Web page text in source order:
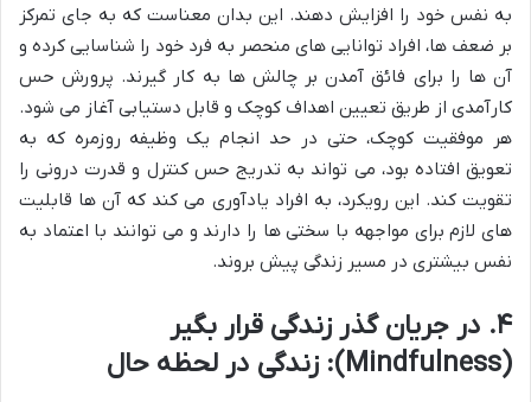
به نفس خود را افزایش دهند. این بدان معناست که به جای تمرکز
بر ضعف ها، افراد توانایی های منحصر به فرد خود را شناسایی کرده و
آن ها را برای فائق آمدن بر چالش ها به کار گیرند. پرورش حس
کارآمدی از طریق تعیین اهداف کوچک و قابل دستیابی آغاز می شود.
هر موفقیت کوچک، حتی در حد انجام یک وظیفه روزمره که به
تعویق افتاده بود، می تواند به تدریج حس کنترل و قدرت درونی را
تقویت کند. این رویکرد، به افراد یادآوری می کند که آن ها قابلیت
های لازم برای مواجهه با سختی ها را دارند و می توانند با اعتماد به
نفس بیشتری در مسیر زندگی پیش بروند.
۴. در جریان گذر زندگی قرار بگیر
(Mindfulness): زندگی در لحظه حال